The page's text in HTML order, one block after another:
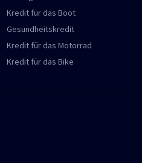
Kredit für das Boot
Gesundheitskredit
Kredit für das Motorrad
Kredit für das Bike